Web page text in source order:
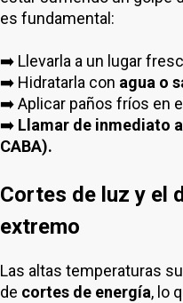
es fundamental:
➡️ Llevarla a un lugar
➡️ Hidratarla con agua o
➡️ Aplicar paños fríos en
➡️ Llamar de inmediato
CABA).
Cortes de luz y el
extremo
Las altas temperaturas
de cortes de energía, lo